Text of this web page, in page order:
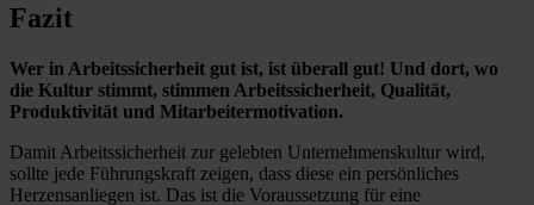
Fazit
Wer in Arbeitssicherheit gut ist, ist überall gut! Und dort, wo
die Kultur stimmt, stimmen Arbeitssicherheit, Qualität,
Produktivität und Mitarbeitermotivation.
Damit Arbeitssicherheit zur gelebten Unternehmenskultur wird,
sollte jede Führungskraft zeigen, dass diese ein persönliches
Herzensanliegen ist. Das ist die Voraussetzung für eine